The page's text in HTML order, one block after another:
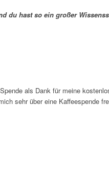
du hast so ein großer
als Dank für meine
sehr über eine Kaffeespende